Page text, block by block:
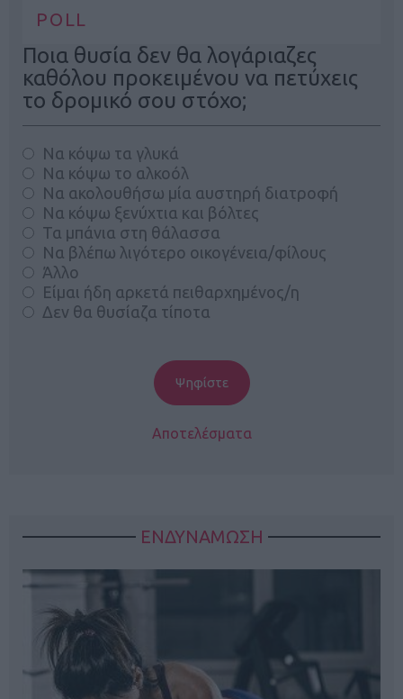
POLL
Ποια θυσία δεν θα λογάριαζες
καθόλου προκειμένου να πετύχεις
το δρομικό σου στόχο;
Να κόψω τα γλυκά
Να κόψω το αλκοόλ
Να ακολουθήσω μία αυστηρή διατροφή
Να κόψω ξενύχτια και βόλτες
Τα μπάνια στη θάλασσα
Να βλέπω λιγότερο οικογένεια/φίλους
Άλλο
Είμαι ήδη αρκετά πειθαρχημένος/η
Δεν θα θυσίαζα τίποτα
Αποτελέσματα
ΕΝΔΥΝΑΜΩΣΗ